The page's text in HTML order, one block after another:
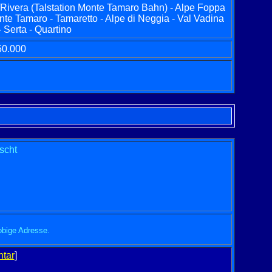
(Talstation Monte Tamaro Bahn) - Alpe Foppa
Tamaro - Tamaretto - Alpe di Neggia - Val Vadina
Serta - Quartino
Adresse.
]